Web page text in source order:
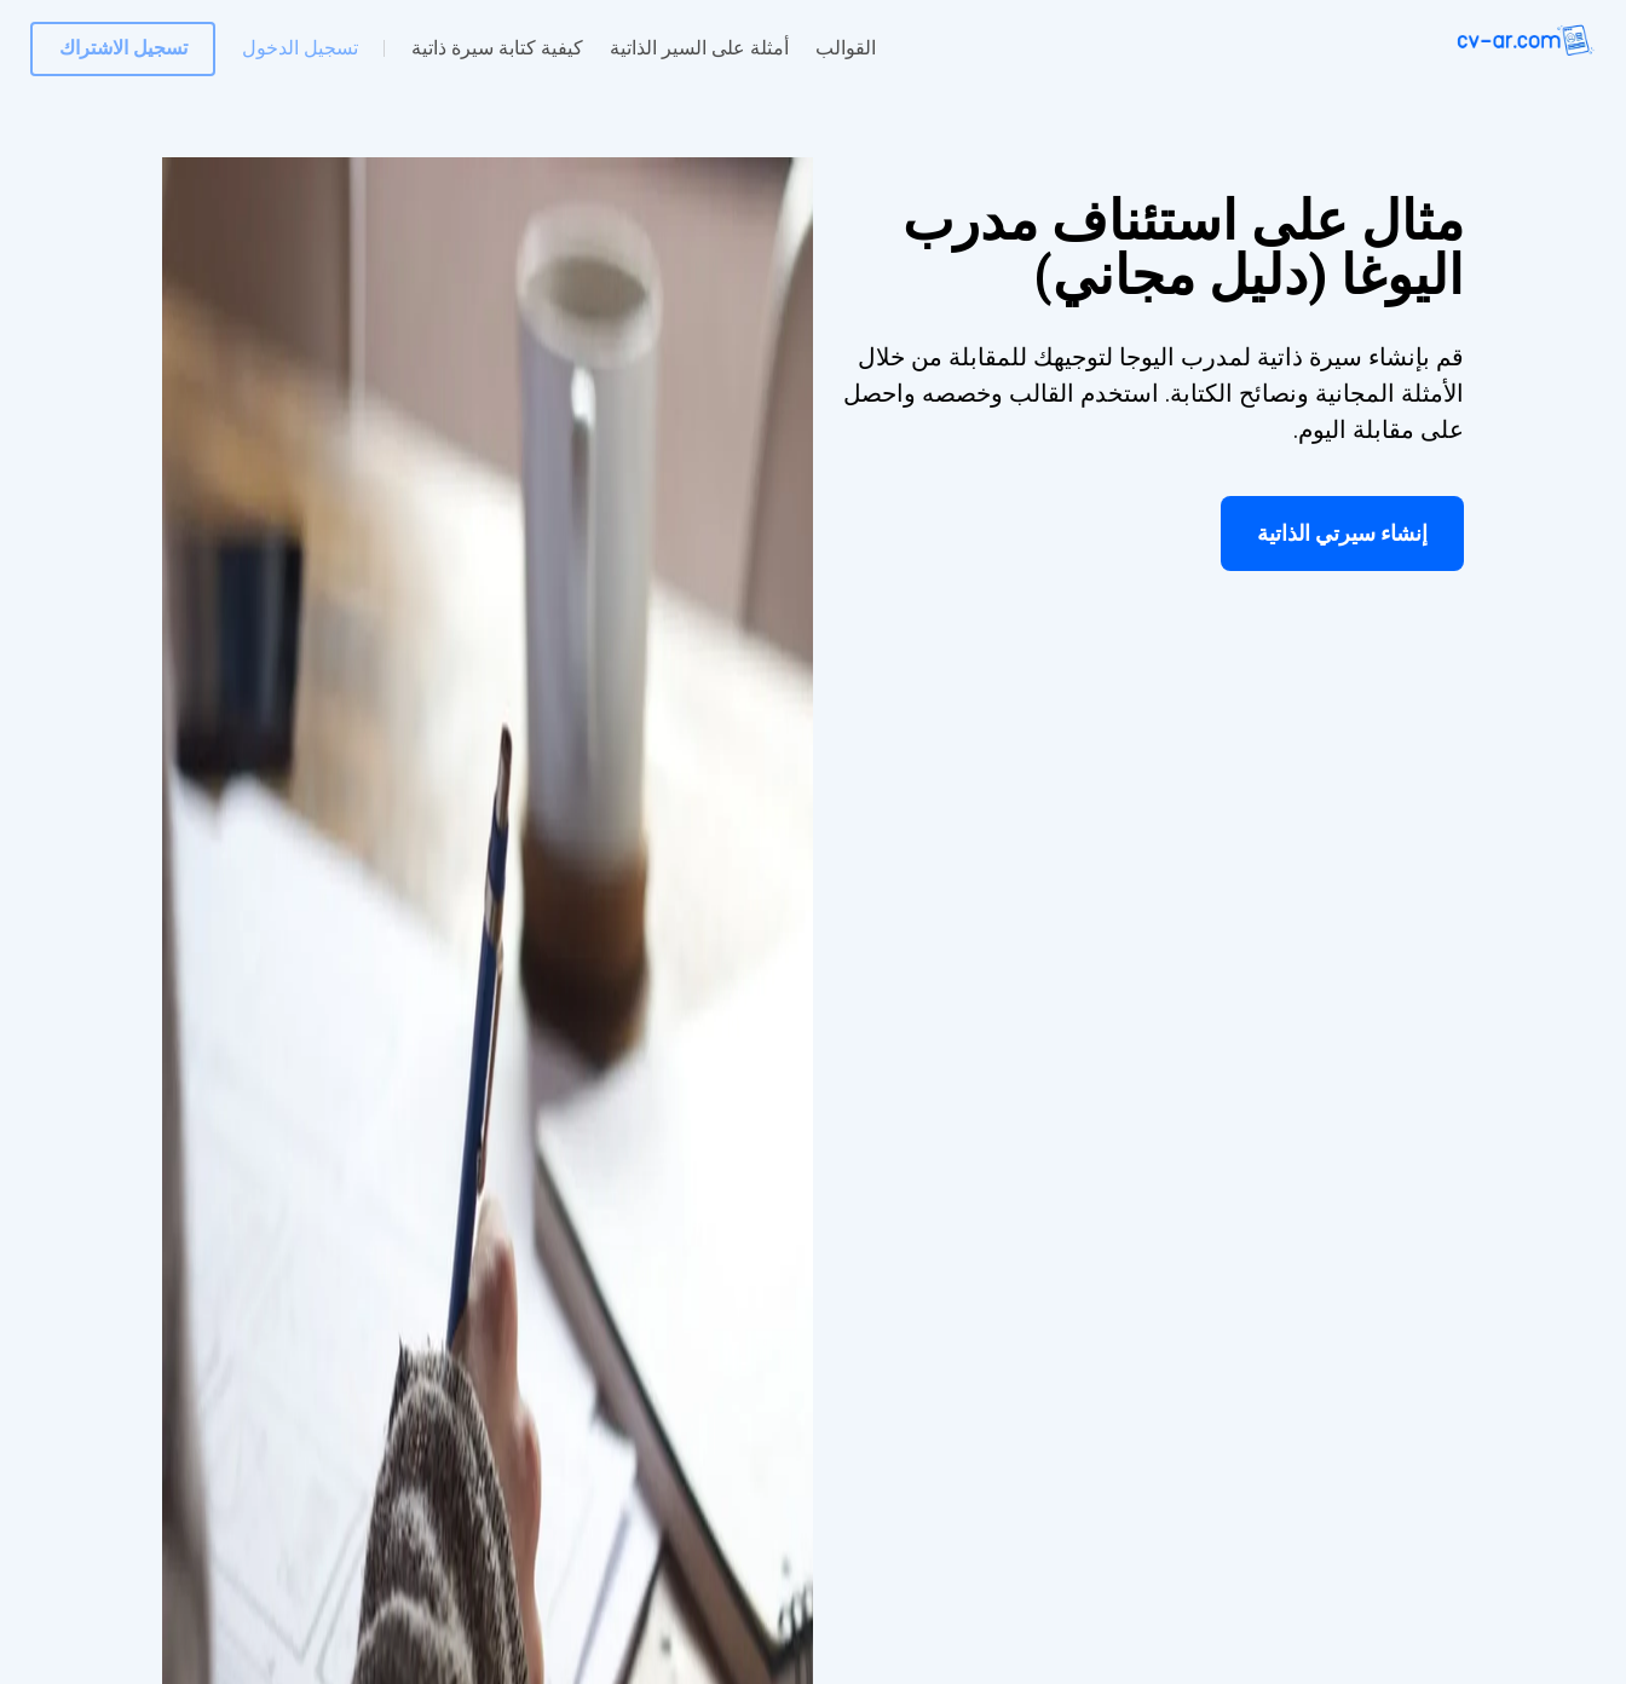
القوالب أمثلة على السير الذاتية كيفية كتابة سيرة ذاتية تسجيل الدخول تسجيل الاشتراك
مثال على استئناف مدرب
اليوغا (دليل مجاني)
قم بإنشاء سيرة ذاتية لمدرب اليوجا لتوجيهك للمقابلة من خلال
الأمثلة المجانية ونصائح الكتابة. استخدم القالب وخصصه واحصل
على مقابلة اليوم.
إنشاء سيرتي الذاتية